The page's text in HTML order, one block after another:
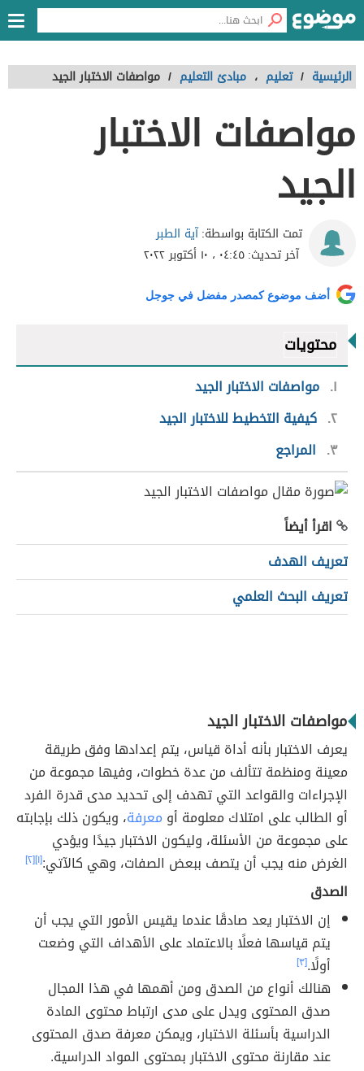
الرئيسية / تعليم ، مبادئ التعليم / مواصفات الاختبار الجيد
مواصفات الاختبار
الجيد
تمت الكتابة بواسطة:آية الطبر
آخر تحديث:٠٤:٤٥ ، ١٠ أكتوبر ٢٠٢٢
أضف موضوع كمصدر مفضل في جوجل
محتويات
١ مواصفات الاختبار الجيد
٢ كيفية التخطيط للاختبار الجيد
٣
المراجع
اقرأ أيضاً
تعريف الهدف
تعريف البحث العلمي
مواصفات الاختبار الجيد
يعرف الاختبار بأنه أداة قياس، يتم إعدادها وفق طريقة
معينة ومنظمة تتألف من عدة خطوات، وفيها مجموعة من
الإجراءات والقواعد التي تهدف إلى تحديد مدى قدرة الفرد
أو الطالب على امتلاك معلومة أو معرفة، ويكون ذلك بإجابته
على مجموعة من الأسئلة، وليكون الاختبار جيدًا ويؤدي
الغرض منه يجب أن يتصف ببعض الصفات، وهي كالآتي:[١] [٢]
الصدق
إن الاختبار يعد صادقًا عندما يقيس الأمور التي يجب أن
يتم قياسها فعلًا بالاعتماد على الأهداف التي وضعت
أولًا.[٣]
هنالك أنواع من الصدق ومن أهمها في هذا المجال
صدق المحتوى ويدل على مدى ارتباط محتوى المادة
الدراسية بأسئلة الاختبار، ويمكن معرفة صدق المحتوى
عند مقارنة محتوى الاختبار بمحتوى المواد الدراسية.